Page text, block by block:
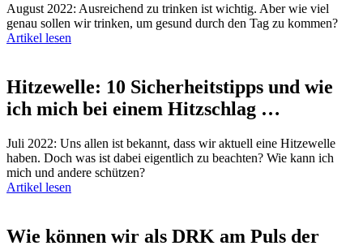
August 2022: Ausreichend zu trinken ist wichtig. Aber wie viel
genau sollen wir trinken, um gesund durch den Tag zu kommen?
Artikel lesen
Hitzewelle: 10 Sicherheitstipps und wie
ich mich bei einem Hitzschlag …
Juli 2022: Uns allen ist bekannt, dass wir aktuell eine Hitzewelle
haben. Doch was ist dabei eigentlich zu beachten? Wie kann ich
mich und andere schützen?
Artikel lesen
Wie können wir als DRK am Puls der